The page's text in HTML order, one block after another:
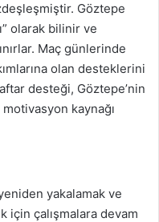
Göztepe
olarak bilinir ve
Maç günlerinde
olan desteklerini
desteği, Göztepe’nin
kaynağı
yakalamak ve
için çalışmalara devam